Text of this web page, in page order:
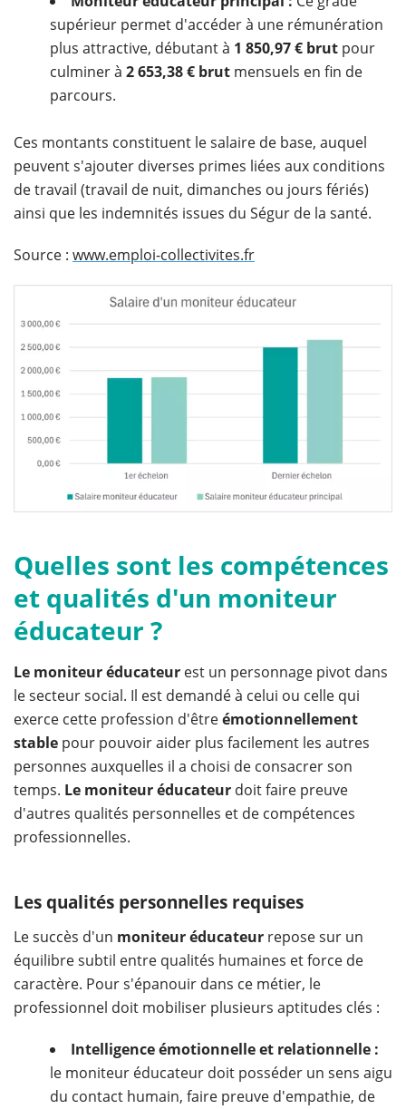
supérieur permet d'accéder à une rémunération
plus attractive, débutant à 1 850,97 € brut pour
culminer à 2 653,38 € brut mensuels en fin de
parcours.
Ces montants constituent le salaire de base, auquel
peuvent s'ajouter diverses primes liées aux conditions
de travail (travail de nuit, dimanches ou jours fériés)
ainsi que les indemnités issues du Ségur de la santé.
Source : www.emploi-collectivites.fr
Quelles sont les compétences
et qualités d'un moniteur
éducateur ?
Le moniteur éducateur est un personnage pivot dans
le secteur social. Il est demandé à celui ou celle qui
exerce cette profession d'êtreémotionnellement
stable pour pouvoir aider plus facilement les autres
personnes auxquelles il a choisi de consacrer son
temps. Le moniteur éducateur doit faire preuve
d'autres qualités personnelles et de compétences
professionnelles.
Les qualités personnelles requises
Le succès d'un moniteur éducateur repose sur un
équilibre subtil entre qualités humaines et force de
caractère. Pour s'épanouir dans ce métier, le
professionnel doit mobiliser plusieurs aptitudes clés :
Intelligence émotionnelle et relationnelle :
le moniteur éducateur doit posséder un sens aigu
du contact humain, faire preuve d'empathie, de